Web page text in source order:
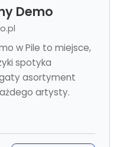
Demo
w Pile to miejsce,
spotyka
asortyment
artysty.